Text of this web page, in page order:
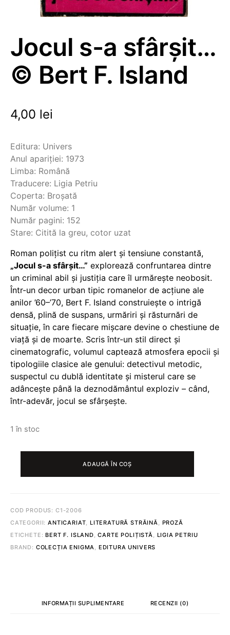
Jocul s-a sfârșit…
© Bert F. Island
4,00 lei
Editura: Univers
Anul apariției: 1973
Limba: Română
Traducere: Ligia Petriu
Coperta: Broșată
Număr volume: 1
Număr pagini: 152
Stare: Citită la greu, cotor uzat
Roman polițist cu ritm alert și tensiune constantă,
„Jocul s-a sfârșit…” explorează confruntarea dintre
un criminal abil și justiția care îl urmărește neobosit.
Într-un decor urban tipic romanelor de acțiune ale
anilor ’60–’70, Bert F. Island construiește o intrigă
densă, plină de suspans, urmăriri și răsturnări de
situație, în care fiecare mișcare devine o chestiune de
viață și de moarte. Scris într-un stil direct și
cinematografic, volumul captează atmosfera epocii și
tipologiile clasice ale genului: detectivul metodic,
suspectul cu dublă identitate și misterul care se
adâncește până la deznodământul exploziv – când,
într-adevăr, jocul se sfârșește.
1 în stoc
F.
ISLAND
ADAUGĂ ÎN COȘ
COD PRODUS: C1-2006
CATEGORII:ANTICARIAT, LITERATURĂ STRĂINĂ, PROZĂ
ETICHETE:BERT F. ISLAND,CARTE POLIȚISTĂ, LIGIA PETRIU
BRAND: COLECȚIA ENIGMA, EDITURA UNIVERS
INFORMAȚII SUPLIMENTARE RECENZII (0)